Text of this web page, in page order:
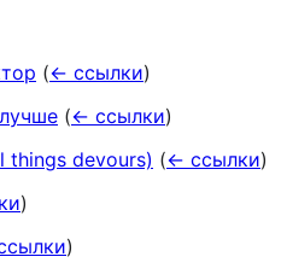
(← ссылки)
(← ссылки)
things devours) (← ссылки)
)
)